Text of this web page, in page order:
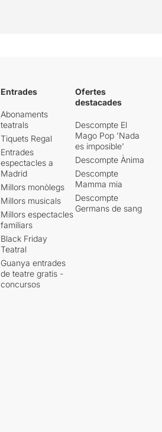
Entrades
Abonaments
teatrals
Tiquets Regal
Entrades
espectacles a
Madrid
Millors monòlegs
Millors musicals
Millors espectacles
familiars
Black Friday
Teatral
Guanya entrades
de teatre gratis -
concursos
Ofertes
destacades
Descompte El
Mago Pop 'Nada
es imposible'
Descompte Ànima
Descompte
Mamma mia
Descompte
Germans de sang